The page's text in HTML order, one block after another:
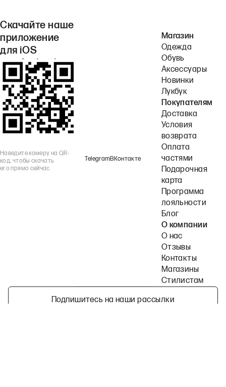
Скачайте наше
приложение
для iOS
или Android.
Наведите камеру на QR-
код, чтобы скачать
его прямо сейчас
TelegramВКонтакте
Магазин
Одежда
Обувь
Аксессуары
Новинки
Лукбук
Покупателям
Доставка
Условия
возврата
Оплата
частями
Подарочная
карта
Программа
лояльности
Блог
О компании
О нас
Отзывы
Контакты
Магазины
Стилистам
Подпишитесь на наши рассылки